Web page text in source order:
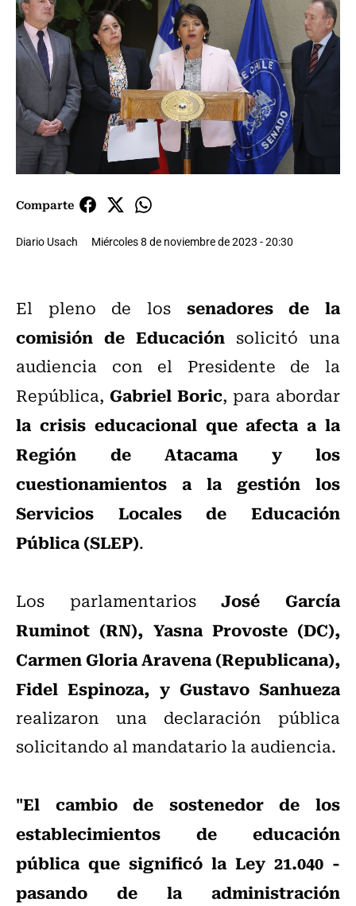
Comparte
Diario Usach Miércoles 8 de noviembre de 2023 - 20:30
El pleno de los senadores de la
comisión de Educación solicitó una
audiencia con el Presidente de la
República, Gabriel Boric, para abordar
la crisis educacional que afecta a la
Región de Atacama y los
cuestionamientos a la gestión los
Servicios Locales de Educación
Pública (SLEP).
Los parlamentariosJosé García
Ruminot (RN), Yasna Provoste (DC),
Carmen Gloria Aravena (Republicana),
Fidel Espinoza, y Gustavo Sanhueza
realizaron una declaración pública
solicitando al mandatario la audiencia.
"El cambio de sostenedor de los
establecimientos de educación
pública que significó la Ley 21.040 -
pasando de la administración